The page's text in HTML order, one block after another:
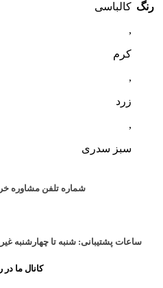
رنگ کالباسی
,
کرم
,
زرد
,
سبز سدری
شماره تلفن مشاوره
ساعات پشتیبانی: شنبه تا چهارشنبه
کانال ما در